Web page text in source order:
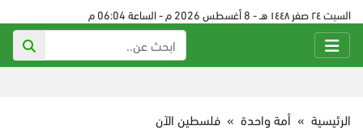
السبت ٢٤ صفر ١٤٤٨ هـ - 8 أغسطس 2026 م - الساعة 06:04 م
الرئيسية » أمة واحدة » فلسطين الآن